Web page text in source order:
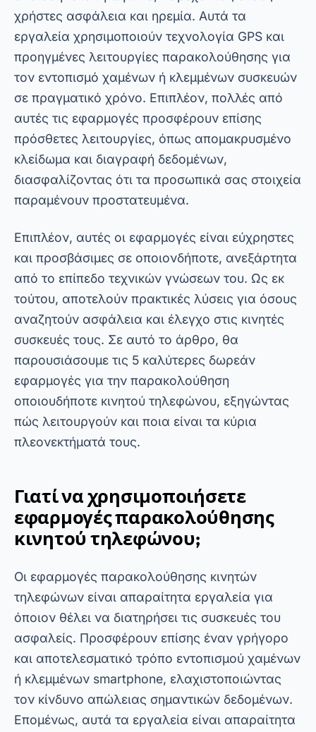
χρήστες ασφάλεια και ηρεμία. Αυτά τα
εργαλεία χρησιμοποιούν τεχνολογία GPS και
προηγμένες λειτουργίες παρακολούθησης για
τον εντοπισμό χαμένων ή κλεμμένων συσκευών
σε πραγματικό χρόνο. Επιπλέον, πολλές από
αυτές τις εφαρμογές προσφέρουν επίσης
πρόσθετες λειτουργίες, όπως απομακρυσμένο
κλείδωμα και διαγραφή δεδομένων,
διασφαλίζοντας ότι τα προσωπικά σας στοιχεία
παραμένουν προστατευμένα.
Επιπλέον, αυτές οι εφαρμογές είναι εύχρηστες
και προσβάσιμες σε οποιονδήποτε, ανεξάρτητα
από το επίπεδο τεχνικών γνώσεων του. Ως εκ
τούτου, αποτελούν πρακτικές λύσεις για όσους
αναζητούν ασφάλεια και έλεγχο στις κινητές
συσκευές τους. Σε αυτό το άρθρο, θα
παρουσιάσουμε τις 5 καλύτερες δωρεάν
εφαρμογές για την παρακολούθηση
οποιουδήποτε κινητού τηλεφώνου, εξηγώντας
πώς λειτουργούν και ποια είναι τα κύρια
πλεονεκτήματά τους.
Γιατί να χρησιμοποιήσετε
εφαρμογές παρακολούθησης
κινητού τηλεφώνου;
Οι εφαρμογές παρακολούθησης κινητών
τηλεφώνων είναι απαραίτητα εργαλεία για
όποιον θέλει να διατηρήσει τις συσκευές του
ασφαλείς. Προσφέρουν επίσης έναν γρήγορο
και αποτελεσματικό τρόπο εντοπισμού χαμένων
ή κλεμμένων smartphone, ελαχιστοποιώντας
τον κίνδυνο απώλειας σημαντικών δεδομένων.
Επομένως, αυτά τα εργαλεία είναι απαραίτητα